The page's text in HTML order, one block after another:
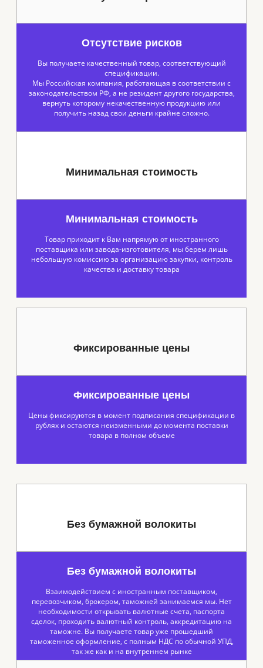
Отсутствие рисков
Вы получаете качественный товар, соответствующий
спецификации.
Мы Российская компания, работающая в соответствии с
законодательством РФ, а не резидент другого государства,
вернуть которому некачественную продукцию или
получить назад свои деньги крайне сложно.
Минимальная стоимость
Минимальная стоимость
Товар приходит к Вам напрямую от иностранного
поставщика или завода-изготовителя, мы берем лишь
небольшую комиссию за организацию закупки, контроль
качества и доставку товара
Фиксированные цены
Фиксированные цены
Цены фиксируются в момент подписания спецификации в
рублях и остаются неизменными до момента поставки
товара в полном объеме
Без бумажной волокиты
Без бумажной волокиты
Взаимодействием с иностранным поставщиком,
перевозчиком, брокером, таможней занимаемся мы. Нет
необходимости открывать валютные счета, паспорта
сделок, проходить валютный контроль, аккредитацию на
таможне. Вы получаете товар уже прошедший
таможенное оформление, с полным НДС по обычной УПД,
так же как и на внутреннем рынке